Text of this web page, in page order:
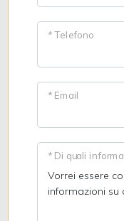
* Telefono
* Email
* Di quali